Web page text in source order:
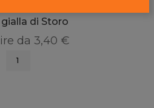
gialla di Storo
da 3,40 €
1